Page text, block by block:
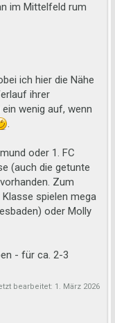
im Mittelfeld rum
ich hier die Nähe
ihrer
wenig auf, wenn
.
oder 1. FC
(auch die getunte
Zum
spielen mega
oder Molly
- für ca. 2-3
bearbeitet: 1. März 2026